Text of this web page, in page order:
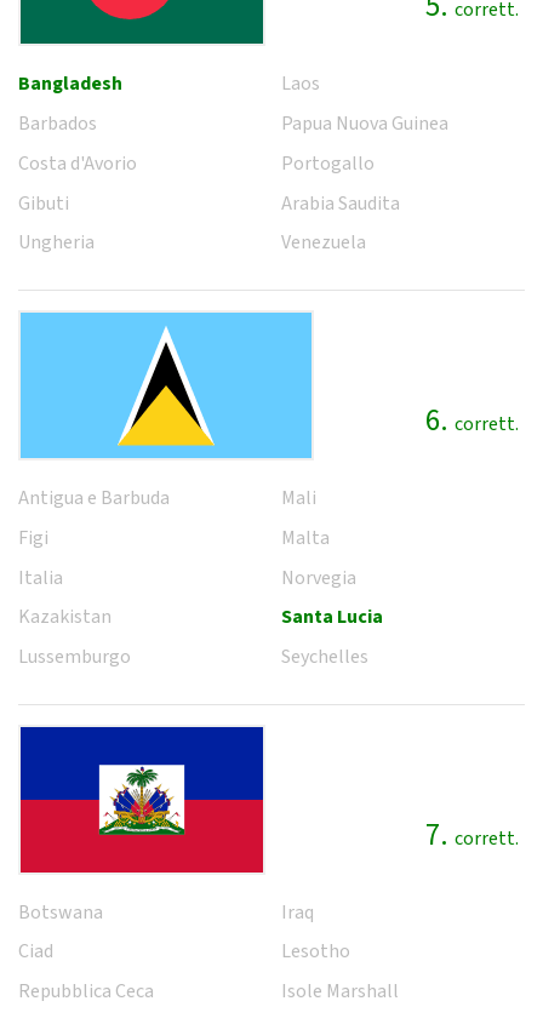
corrett.
Bangladesh
Barbados
Costa d'Avorio
Gibuti
Ungheria
Laos
Papua Nuova Guinea
Portogallo
Arabia Saudita
Venezuela
6. corrett.
Antigua e Barbuda
Figi
Italia
Kazakistan
Lussemburgo
Mali
Malta
Norvegia
Santa Lucia
Seychelles
7. corrett.
Botswana
Ciad
Repubblica Ceca
Iraq
Lesotho
Isole Marshall